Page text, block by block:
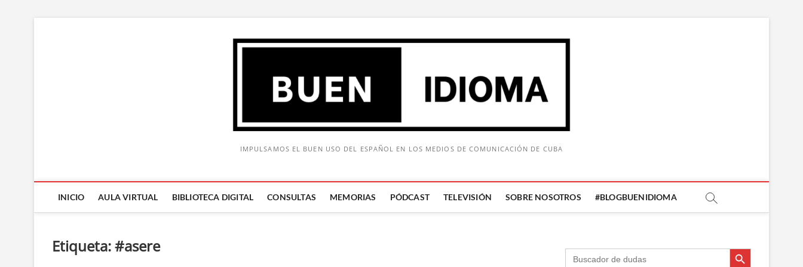
IMPULSAMOS EL BUEN USO DEL ESPAÑOL EN LOS MEDIOS DE COMUNICACIÓN DE CUBA
INICIO AULA VIRTUAL BIBLIOTECA DIGITAL CONSULTAS MEMORIAS PÓDCAST TELEVISIÓN SOBRE NOSOTROS #BLOGBUENIDIOMA
Buscar: Botón de búsqueda
Etiqueta:#asere Buscar: Botón de búsqueda